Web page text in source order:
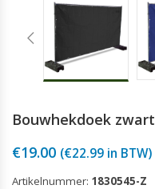
Bouwhekdoek zwart
€19.00 (€22.99 in BTW)
Artikelnummer: 1830545-Z